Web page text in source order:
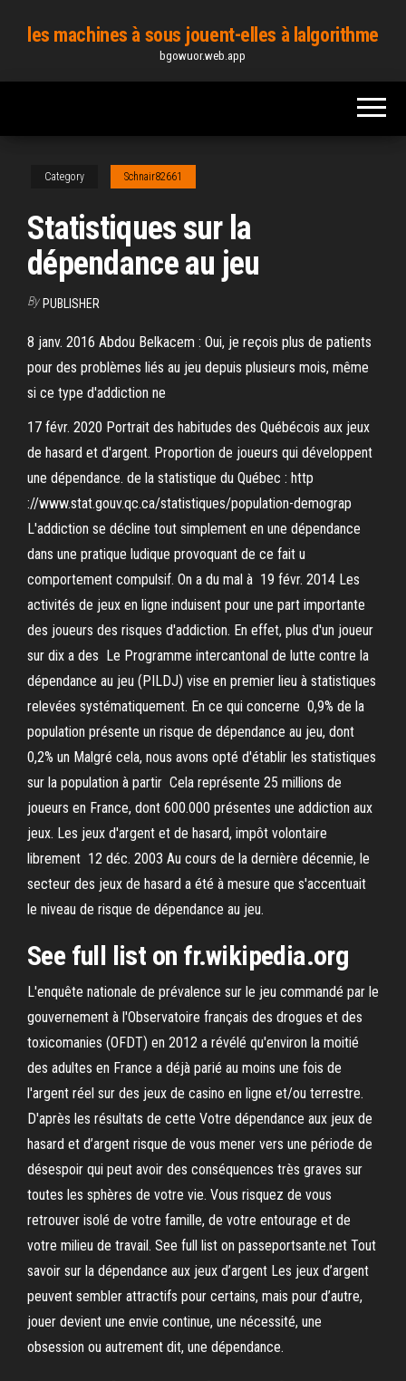
content
les machines à sous jouent-elles à lalgorithme
bgowuor.web.app
Category Schnair82661
Statistiques sur la
dépendance au jeu
By PUBLISHER
8 janv. 2016 Abdou Belkacem : Oui, je reçois plus de patients
pour des problèmes liés au jeu depuis plusieurs mois, même
si ce type d'addiction ne
17 févr. 2020 Portrait des habitudes des Québécois aux jeux
de hasard et d'argent. Proportion de joueurs qui développent
une dépendance. de la statistique du Québec : http
://www.stat.gouv.qc.ca/statistiques/population-demograp
L'addiction se décline tout simplement en une dépendance
dans une pratique ludique provoquant de ce fait u
comportement compulsif. On a du mal à 19 févr. 2014 Les
activités de jeux en ligne induisent pour une part importante
des joueurs des risques d'addiction. En effet, plus d'un joueur
sur dix a des Le Programme intercantonal de lutte contre la
dépendance au jeu (PILDJ) vise en premier lieu à statistiques
relevées systématiquement. En ce qui concerne 0,9% de la
population présente un risque de dépendance au jeu, dont
0,2% un Malgré cela, nous avons opté d'établir les statistiques
sur la population à partir Cela représente 25 millions de
joueurs en France, dont 600.000 présentes une addiction aux
jeux. Les jeux d'argent et de hasard, impôt volontaire
librement 12 déc. 2003 Au cours de la dernière décennie, le
secteur des jeux de hasard a été à mesure que s'accentuait
le niveau de risque de dépendance au jeu.
See full list on fr.wikipedia.org
L'enquête nationale de prévalence sur le jeu commandé par le
gouvernement à l'Observatoire français des drogues et des
toxicomanies (OFDT) en 2012 a révélé qu'environ la moitié
des adultes en France a déjà parié au moins une fois de
l'argent réel sur des jeux de casino en ligne et/ou terrestre.
D'après les résultats de cette Votre dépendance aux jeux de
hasard et d’argent risque de vous mener vers une période de
désespoir qui peut avoir des conséquences très graves sur
toutes les sphères de votre vie. Vous risquez de vous
retrouver isolé de votre famille, de votre entourage et de
votre milieu de travail. See full list on passeportsante.net Tout
savoir sur la dépendance aux jeux d’argent Les jeux d’argent
peuvent sembler attractifs pour certains, mais pour d’autre,
jouer devient une envie continue, une nécessité, une
obsession ou autrement dit, une dépendance.